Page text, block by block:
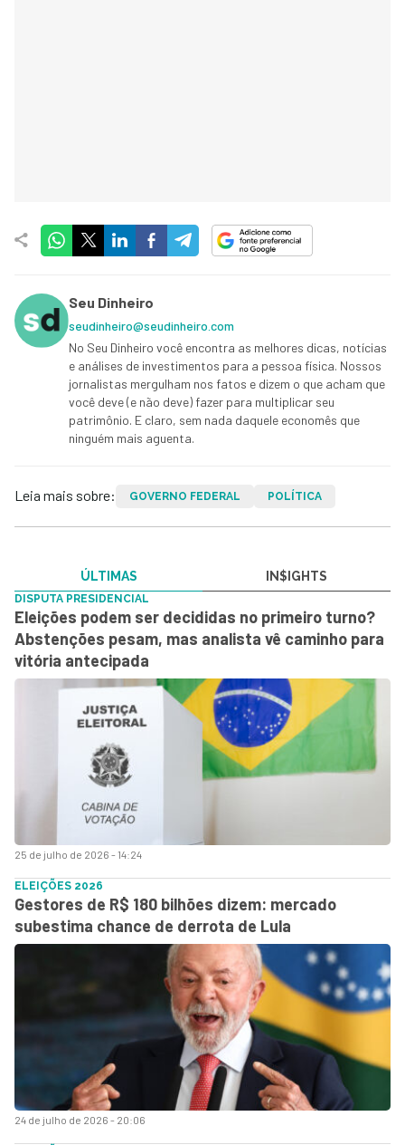
Seu Dinheiro
seudinheiro@seudinheiro.com
No Seu Dinheiro você encontra as melhores dicas, notícias
e análises de investimentos para a pessoa física. Nossos
jornalistas mergulham nos fatos e dizem o que acham que
você deve (e não deve) fazer para multiplicar seu
patrimônio. E claro, sem nada daquele economês que
ninguém mais aguenta.
Leia mais sobre: GOVERNO FEDERAL POLÍTICA
ÚLTIMAS IN$IGHTS
25 de julho de 2026 - 14:24
DISPUTA PRESIDENCIAL
Eleições podem ser decididas no primeiro turno?
Abstenções pesam, mas analista vê caminho para
vitória antecipada
24 de julho de 2026 - 20:06
ELEIÇÕES 2026
Gestores de R$ 180 bilhões dizem: mercado
subestima chance de derrota de Lula